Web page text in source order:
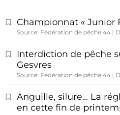
Championnat « Junior
Source: Fédération de pêche 44
Interdiction de pêche
Gesvres
Source: Fédération de pêche 44
Anguille, silure… La
en cette fin de